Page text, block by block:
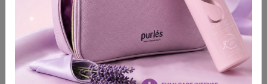
Приладдя для перукарів Framar Folyo
Доставка та доставка